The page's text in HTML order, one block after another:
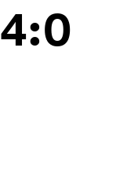
4:0